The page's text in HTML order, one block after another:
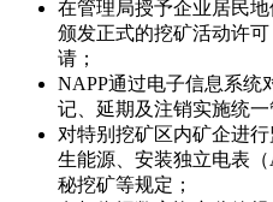
在管理局授予企业居民
颁发正式的挖矿活动许
请；
NAPP通过电子信息系统
记、延期及注销实施统一
对特别挖矿区内矿企进
生能源、安装独立电表
秘挖矿等规定；